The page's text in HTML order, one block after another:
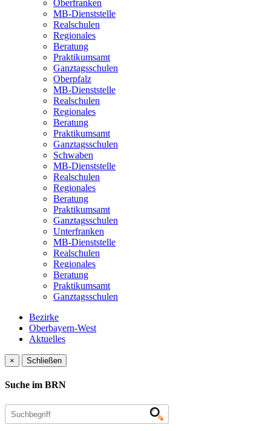
Oberfranken
MB-Dienststelle
Realschulen
Regionales
Beratung
Praktikumsamt
Ganztagsschulen
Oberpfalz
MB-Dienststelle
Realschulen
Regionales
Beratung
Praktikumsamt
Ganztagsschulen
Schwaben
MB-Dienststelle
Realschulen
Regionales
Beratung
Praktikumsamt
Ganztagsschulen
Unterfranken
MB-Dienststelle
Realschulen
Regionales
Beratung
Praktikumsamt
Ganztagsschulen
Bezirke
Oberbayern-West
Aktuelles
× Schließen
Suche im BRN